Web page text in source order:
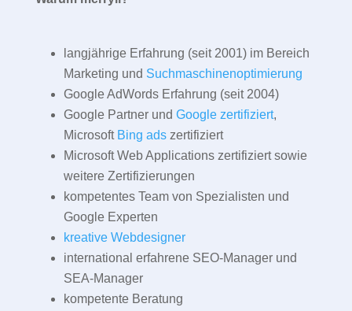
langjährige Erfahrung (seit 2001) im Bereich
Marketing und Suchmaschinenoptimierung
Google AdWords Erfahrung (seit 2004)
Google Partner und Google zertifiziert,
Microsoft Bing adszertifiziert
Microsoft Web Applications zertifiziert sowie
weitere Zertifizierungen
kompetentes Team von Spezialisten und
Google Experten
kreative Webdesigner
international erfahrene SEO-Manager und
SEA-Manager
kompetente Beratung